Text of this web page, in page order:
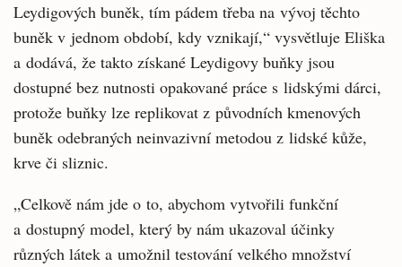
Leydigových buněk, tím pádem třeba na vývoj těchto
buněk v jednom období, kdy vznikají,“ vysvětluje Eliška
a dodává, že takto získané Leydigovy buňky jsou
dostupné bez nutnosti opakované práce s lidskými dárci,
protože buňky lze replikovat z původních kmenových
buněk odebraných neinvazivní metodou z lidské kůže,
krve či sliznic.
„Celkově nám jde o to, abychom vytvořili funkční
a dostupný model, který by nám ukazoval účinky
různých látek a umožnil testování velkého množství